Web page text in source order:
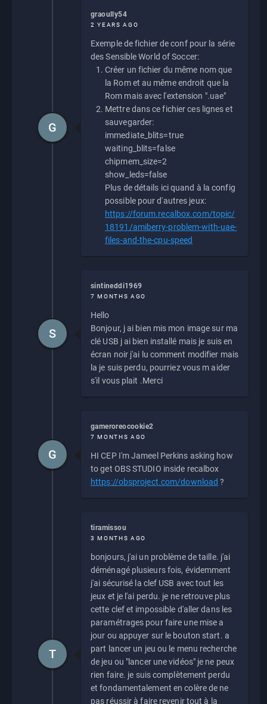
graoully54
2 YEARS AGO
Exemple de fichier de conf pour la série
des Sensible World of Soccer:
Créer un fichier du même nom que
la Rom et au même endroit que la
Rom mais avec l'extension ".uae"
Mettre dans ce fichier ces lignes et
sauvegarder:
immediate_blits=true
waiting_blits=false
chipmem_size=2
show_leds=false
Plus de détails ici quand à la config
possible pour d'autres jeux:
https://forum.recalbox.com/topic/
18191/amiberry-problem-with-uae-
files-and-the-cpu-speed
G
sintineddi1969
7 MONTHS AGO
Hello
Bonjour, j ai bien mis mon image sur ma
clé USB j ai bien installé mais je suis en
écran noir j'ai lu comment modifier mais
la je suis perdu, pourriez vous m aider
s'il vous plait .Merci
S
gameroreocookie2
7 MONTHS AGO
HI CEP I'm Jameel Perkins asking how
to get OBS STUDIO inside recalbox
https://obsproject.com/download ?
G
tiramissou
3 MONTHS AGO
bonjours, j'ai un problème de taille. j'ai
déménagé plusieurs fois, évidemment
j'ai sécurisé la clef USB avec tout les
jeux et je l'ai perdu. je ne retrouve plus
cette clef et impossible d'aller dans les
paramétrages pour faire une mise a
jour ou appuyer sur le bouton start. a
part lancer un jeu ou le menu recherche
de jeu ou "lancer une vidéos" je ne peux
rien faire. je suis complètement perdu
et fondamentalement en colère de ne
pas réussir à faire revenir tout à la
T